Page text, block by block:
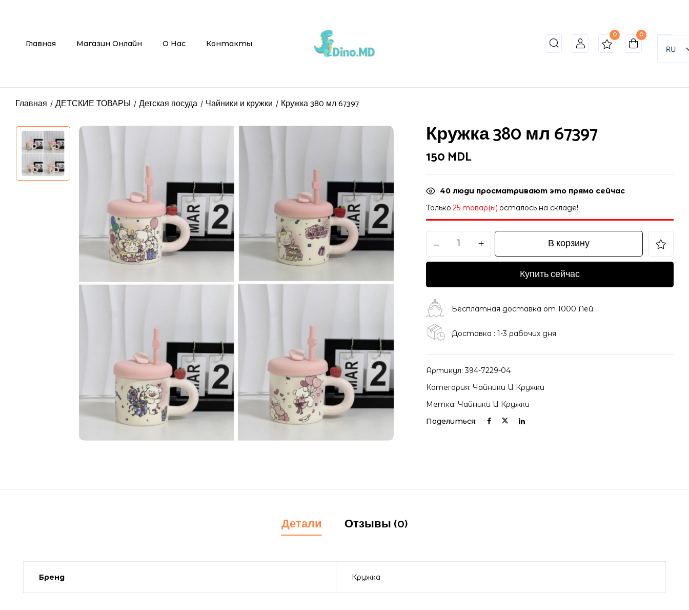
Главная Магазин Онлайн О Нас Контакты
0 0
RU
Главная ДЕТСКИЕ ТОВАРЫ Детская посуда Чайники и кружки Кружка 380 мл 67397
Кружка 380 мл 67397
150 MDL
40 люди просматривают это прямо сейчас
Только 25 товар(ы) осталось на складе!
В корзину
Купить сейчас
Бесплатная доставка от 1000 Лей
Доставка : 1-3 рабочих дня
Артикул:394-7229-04
Категория:Чайники И Кружки
Метка:Чайники И Кружки
Поделиться:
Детали Отзывы (0)
Бренд Кружка